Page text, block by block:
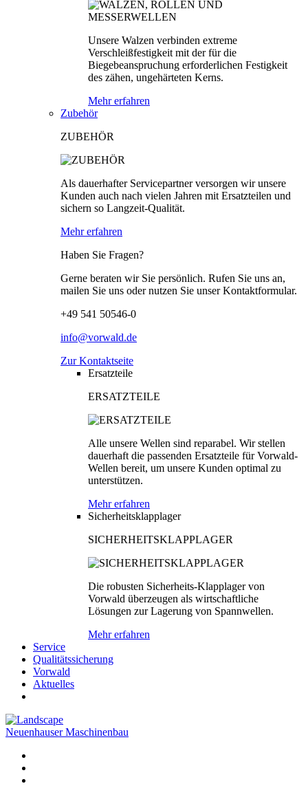
Unsere Walzen verbinden extreme
Verschleißfestigkeit mit der für die
Biegebeanspruchung erforderlichen Festigkeit
des zähen, ungehärteten Kerns.
Mehr erfahren
Zubehör
ZUBEHÖR
Als dauerhafter Servicepartner versorgen wir unsere
Kunden auch nach vielen Jahren mit Ersatzteilen und
sichern so Langzeit-Qualität.
Mehr erfahren
Haben Sie Fragen?
Gerne beraten wir Sie persönlich. Rufen Sie uns an,
mailen Sie uns oder nutzen Sie unser Kontaktformular.
+49 541 50546-0
info@vorwald.de
Zur Kontaktseite
Ersatzteile
ERSATZTEILE
Alle unsere Wellen sind reparabel. Wir stellen
dauerhaft die passenden Ersatzteile für Vorwald-
Wellen bereit, um unsere Kunden optimal zu
unterstützen.
Mehr erfahren
Sicherheitsklapplager
SICHERHEITSKLAPPLAGER
Die robusten Sicherheits-Klapplager von
Vorwald überzeugen als wirtschaftliche
Lösungen zur Lagerung von Spannwellen.
Mehr erfahren
Service
Qualitätssicherung
Vorwald
Aktuelles
Neuenhauser Maschinenbau